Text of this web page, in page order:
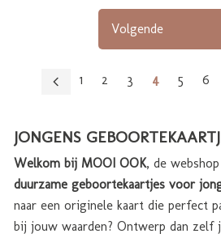
Volgende
1 2 3 4 5 6
JONGENS
Welkom bij MOOI OOK, de
duurzame geboortekaartjes voor
naar een originele kaart die perfect
bij jouw waarden? Ontwerp dan